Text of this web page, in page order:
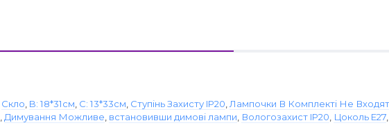
Скло, B: 18*31см, C: 13*33см, Ступінь Захисту IP20,Лампочки В Комплекті Не
,Димування Можливе, встановивши димові лампи, Вологозахист IP20, Цоколь E27